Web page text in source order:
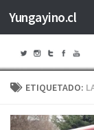
Saltar al
Yungayino.cl
ETIQUETADO: